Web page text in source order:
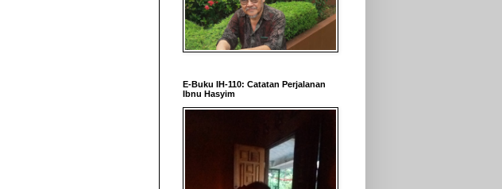
E-Buku IH-110: Catatan Perjalanan
Ibnu Hasyim